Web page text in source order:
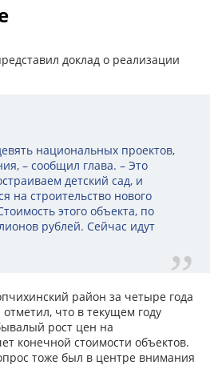
доклад о реализации
национальных проектов,
– сообщил глава. – Это
детский сад, и
на строительство нового
этого объекта, по
рублей. Сейчас идут
район за четыре года
что в текущем году
рост цен на
конечной стоимости объектов.
тоже был в центре внимания